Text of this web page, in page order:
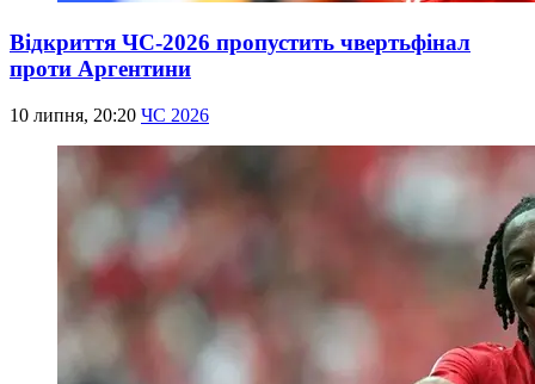
Відкриття ЧС-2026 пропустить чвертьфінал
проти Аргентини
10 липня, 20:20 ЧС 2026